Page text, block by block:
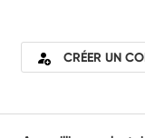
CRÉER UN